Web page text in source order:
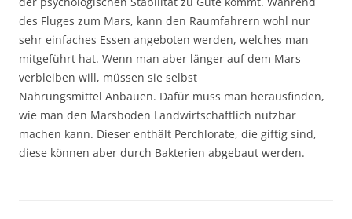
des Fluges zum Mars, kann den Raumfahrern wohl nur
sehr einfaches Essen angeboten werden, welches man
mitgeführt hat. Wenn man aber länger auf dem Mars
verbleiben will, müssen sie selbst
Nahrungsmittel Anbauen. Dafür muss man herausfinden,
wie man den Marsboden Landwirtschaftlich nutzbar
machen kann. Dieser enthält Perchlorate, die giftig sind,
diese können aber durch Bakterien abgebaut werden.